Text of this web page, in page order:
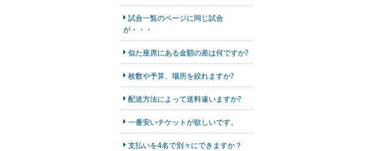
試合一覧のページに同じ試合
が・・・
似た座席にある金額の差は何ですか?
枚数や予算、場所を絞れますか?
配送方法によって送料違いますか?
一番安いチケットが欲しいです。
支払いを4名で別々にできますか？